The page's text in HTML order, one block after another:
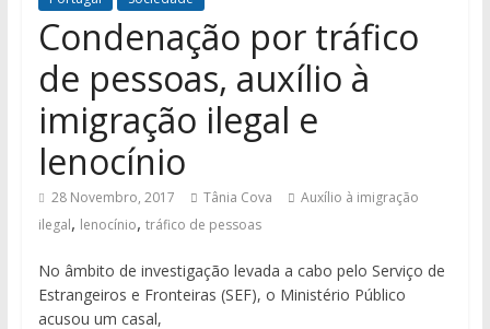
Condenação por tráfico
de pessoas, auxílio à
imigração ilegal e
lenocínio
28 Novembro, 2017 Tânia Cova
Auxílio à imigração
ilegal, lenocínio, tráfico de pessoas
No âmbito de investigação levada a cabo pelo Serviço de
Estrangeiros e Fronteiras (SEF), o Ministério Público
acusou um casal,